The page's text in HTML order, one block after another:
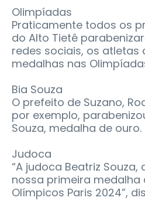
Olimpíadas
Praticamente todos os
do Alto Tietê
redes sociais, os atletas
medalhas nas
Bia Souza
O prefeito de Suzano,
por exemplo,
Souza, medalha de ouro.
Judoca
“A judoca Beatriz Souza,
nossa primeira medalha
Olímpicos Paris 2024”,